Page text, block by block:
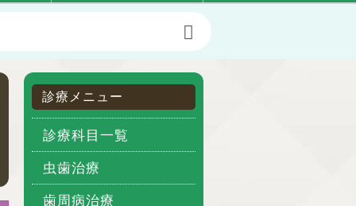
診療メニュー
診療科目一覧
虫歯治療
歯周病治療